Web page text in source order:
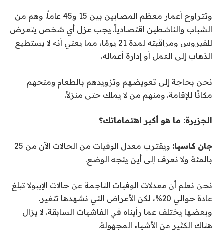
وتتراوح أعمار معظم المصابين بين 15 و45 عاماً. وهم من
الشباب والناشطين اقتصادياً. يجب عزل أي شخص يتعرض
للفيروس ومراقبته لمدة 21 يومًا، مما يعني أنه لا يستطيع
الذهاب إلى العمل أو إدارة أعماله.
نحن بحاجة إلى تعويضهم وتزويدهم بالطعام ومنحهم
مكانًا للإقامة. ومنهم من لا يملك حتى منزلاً.
الجزيرة: ما هو أكبر اهتماماتك؟
جان كاسيا:
ويقترب معدل الوفيات من الحالات الآن من 25
بالمئة ولا نعرف إلى أين يتجه الوضع.
نحن نعلم أن معدلات الوفيات الناجمة عن حالات الإيبولا تبلغ
عادة حوالي 20%، لكن الأعراض التي نشهدها تتغير.
وبعضها يختلف عما رأيناه في الفاشيات السابقة. لا يزال
هناك الكثير من الأشياء المجهولة.